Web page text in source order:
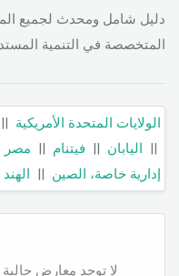
دليل شامل ومحدث لجميع
المتخصصة في التنمية
الولايات المتحدة الأمريكية ||
|| اليابان || فيتنام || مصر
إدارية خاصة، الصين || الهند
لا توجد معارض حالية